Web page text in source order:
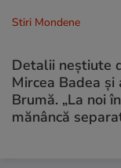
Stiri Mondene
Detalii neștiute
Mircea Badea și
Brumă. „La noi
mănâncă